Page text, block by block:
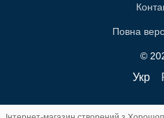
Повна
©
Укр